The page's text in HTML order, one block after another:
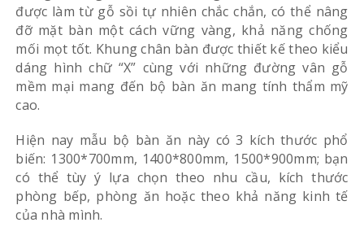
được làm từ gỗ sồi tự nhiên chắc chắn, có thể nâng
đỡ mặt bàn một cách vững vàng, khả năng chống
mối mọt tốt. Khung chân bàn được thiết kế theo kiểu
dáng hình chữ “X” cùng với những đường vân gỗ
mềm mại mang đến bộ bàn ăn mang tính thẩm mỹ
cao.
Hiện nay mẫu bộ bàn ăn này có 3 kích thước phổ
biến: 1300*700mm, 1400*800mm, 1500*900mm; bạn
có thể tùy ý lựa chọn theo nhu cầu, kích thước
phòng bếp, phòng ăn hoặc theo khả năng kinh tế
của nhà mình.